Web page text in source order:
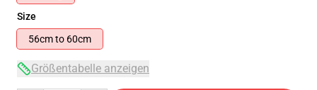
Size
56cm to 60cm
Größentabelle anzeigen